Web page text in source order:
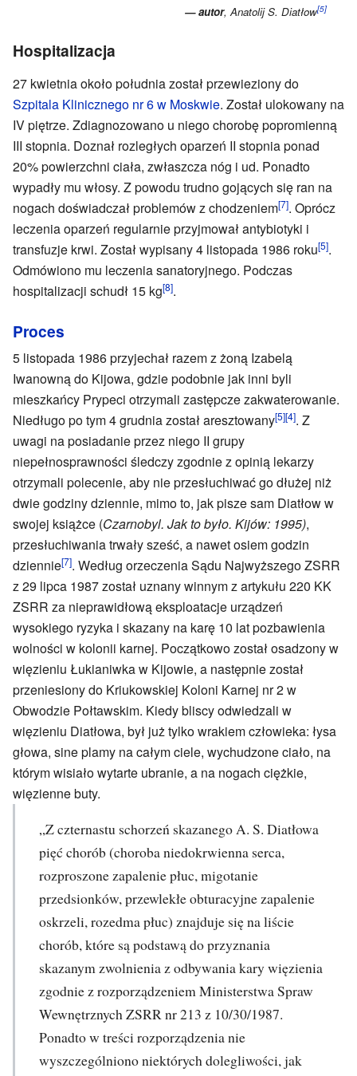
— autor, Anatolij S. Diatłow[5]
Hospitalizacja
27 kwietnia około południa został przewieziony do
Szpitala Klinicznego nr 6 w Moskwie. Został ulokowany na
IV piętrze. Zdiagnozowano u niego chorobę popromienną
III stopnia. Doznał rozległych oparzeń II stopnia ponad
20% powierzchni ciała, zwłaszcza nóg i ud. Ponadto
wypadły mu włosy. Z powodu trudno gojących się ran na
nogach doświadczał problemów z chodzeniem[7]. Oprócz
leczenia oparzeń regularnie przyjmował antybiotyki i
transfuzje krwi. Został wypisany 4 listopada 1986 roku[5].
Odmówiono mu leczenia sanatoryjnego. Podczas
hospitalizacji schudł 15 kg[8].
Proces
5 listopada 1986 przyjechał razem z żoną Izabelą
Iwanowną do Kijowa, gdzie podobnie jak inni byli
mieszkańcy Prypeci otrzymali zastępcze zakwaterowanie.
Niedługo po tym 4 grudnia został aresztowany[5][4]. Z
uwagi na posiadanie przez niego II grupy
niepełnosprawności śledczy zgodnie z opinią lekarzy
otrzymali polecenie, aby nie przesłuchiwać go dłużej niż
dwie godziny dziennie, mimo to, jak pisze sam Diatłow w
swojej książce (Czarnobyl. Jak to było. Kijów: 1995),
przesłuchiwania trwały sześć, a nawet osiem godzin
dziennie[7]. Według orzeczenia Sądu Najwyższego ZSRR
z 29 lipca 1987 został uznany winnym z artykułu 220 KK
ZSRR za nieprawidłową eksploatacje urządzeń
wysokiego ryzyka i skazany na karę 10 lat pozbawienia
wolności w kolonii karnej. Początkowo został osadzony w
więzieniu Łukianiwka w Kijowie, a następnie został
przeniesiony do Kriukowskiej Koloni Karnej nr 2 w
Obwodzie Połtawskim. Kiedy bliscy odwiedzali w
więzieniu Diatłowa, był już tylko wrakiem człowieka: łysa
głowa, sine plamy na całym ciele, wychudzone ciało, na
którym wisiało wytarte ubranie, a na nogach ciężkie,
więzienne buty.
„Z czternastu schorzeń skazanego A. S. Diatłowa
pięć chorób (choroba niedokrwienna serca,
rozproszone zapalenie płuc, migotanie
przedsionków, przewlekłe obturacyjne zapalenie
oskrzeli, rozedma płuc) znajduje się na liście
chorób, które są podstawą do przyznania
skazanym zwolnienia z odbywania kary więzienia
zgodnie z rozporządzeniem Ministerstwa Spraw
Wewnętrznych ZSRR nr 213 z 10/30/1987.
Ponadto w treści rozporządzenia nie
wyszczególniono niektórych dolegliwości, jak